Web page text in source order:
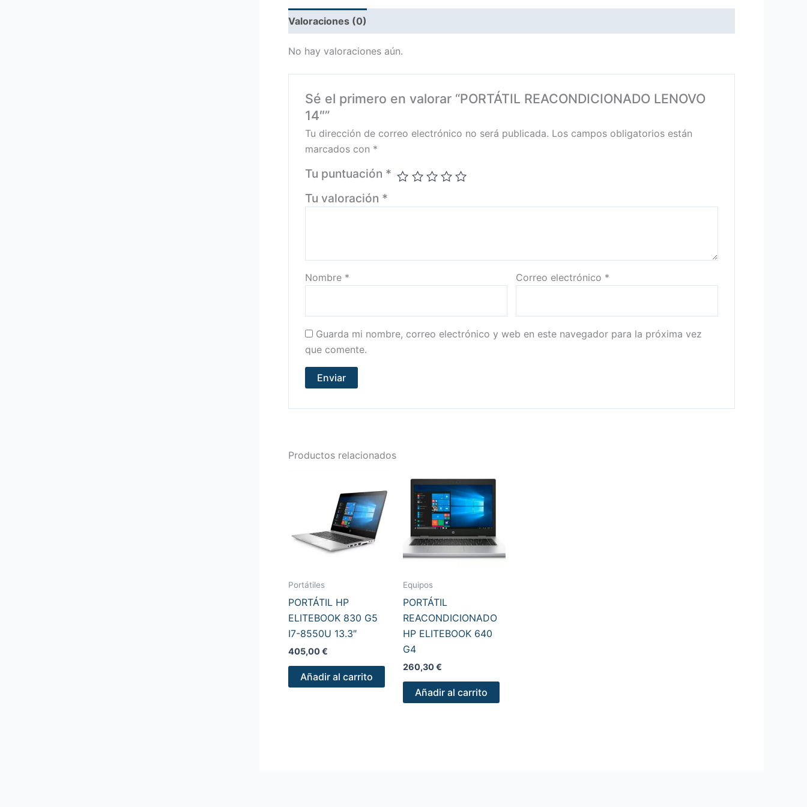
Valoraciones (0)
No hay valoraciones aún.
Sé el primero en valorar “PORTÁTIL REACONDICIONADO LENOVO
14″”
Tu dirección de correo electrónico no será publicada. Los campos obligatorios están
marcados con *
Tu puntuación *
Tu valoración *
Nombre * Correo electrónico *
Guarda mi nombre, correo electrónico y web en este navegador para la próxima vez
que comente.
Productos relacionados
Portátiles
PORTÁTIL HP
ELITEBOOK 830 G5
I7-8550U 13.3″
405,00€
Añadir al carrito
Equipos
PORTÁTIL
REACONDICIONADO
HP ELITEBOOK 640
G4
260,30€
Añadir al carrito